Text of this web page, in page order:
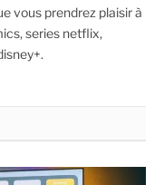
vous prendrez plaisir à
series netflix,